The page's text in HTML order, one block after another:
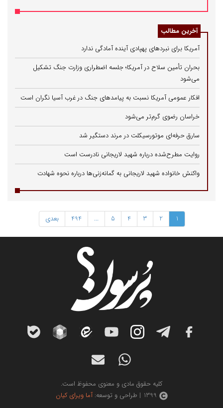
آخرین مطالب
آمریکا برای نبردهای پهپادی آینده آمادگی ندارد
بحران تأمین سلاح در آمریکا؛ جلسه اضطراری وزارت جنگ تشکیل
می‌شود
افکار عمومی آمریکا نسبت به پیامدهای جنگ در غرب آسیا نگران است
خراسان رضوی گرم‌تر می‌شود
سارق حرفه‌ای موتورسیکلت در مرند دستگیر شد
روایت مطرح‌شده درباره شهید لاریجانی نادرست است
واکنش خانواده شهید لاریجانی به گمانه‌زنی‌ها درباره نحوه شهادت
1
2
3
4
5
...
494 بعدی
کلیه حقوق مادی و معنوی محفوظ است.
1399 | طراحی و توسعه:
آما ویرای کیان